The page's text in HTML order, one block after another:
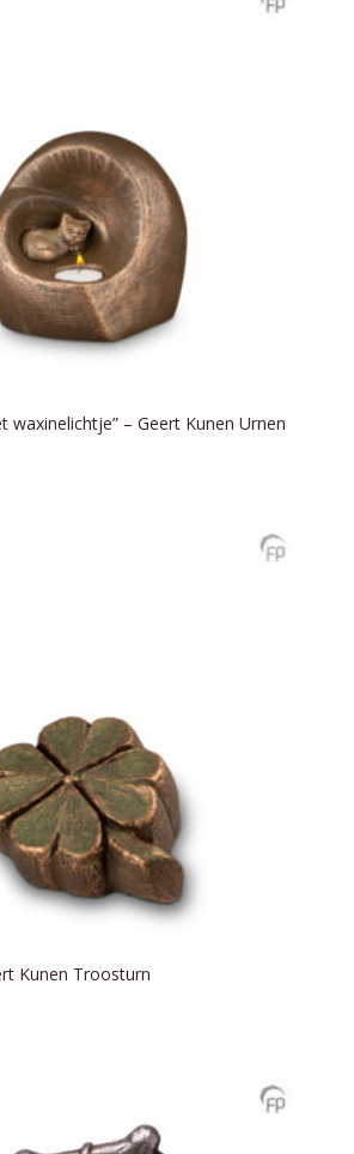
waxinelichtje” – Geert Kunen Urnen
Kunen Troosturn